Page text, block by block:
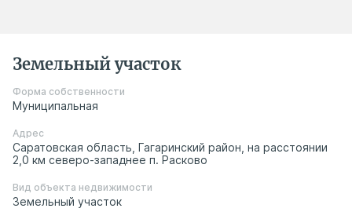
Земельный участок
Форма собственности
Муниципальная
Адрес
Саратовская область, Гагаринский район, на расстоянии
2,0 км северо-западнее п. Расково
Вид объекта недвижимости
Земельный участок